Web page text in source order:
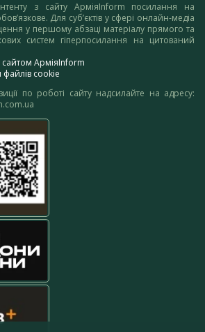
з сайту АрміяInform посилання на
Для суб’єктів у сфері онлайн-медіа
у першому абзаці матеріалу прямого та
систем гіперпосилання на цитований
сайтом АрміяInform
файлів cookie
по роботі сайту надсилайте на адресу: